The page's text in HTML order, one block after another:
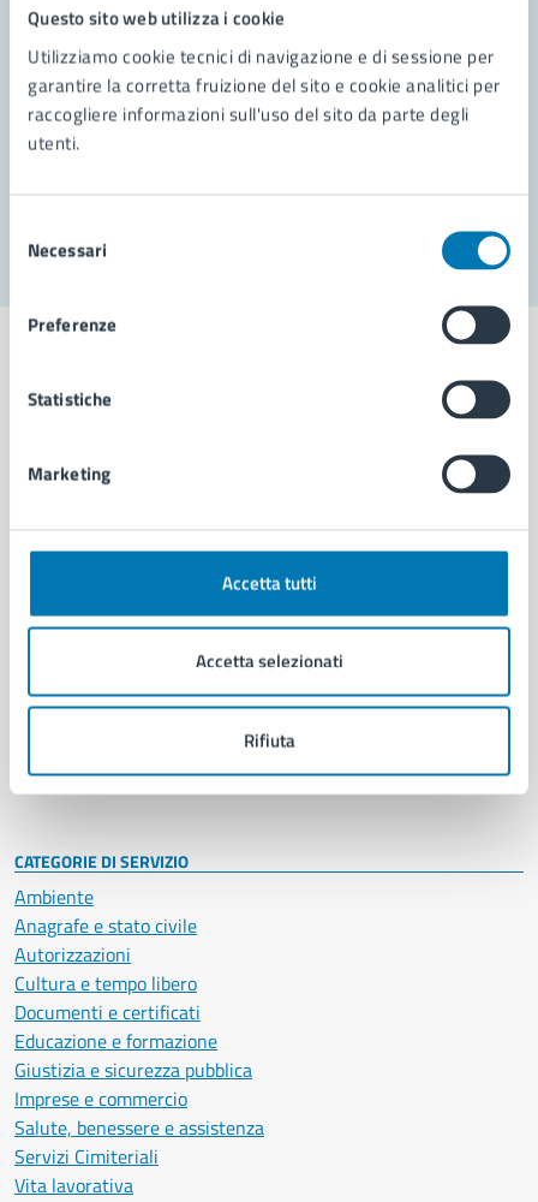
Questo sito web utilizza i cookie
Utilizziamo cookie tecnici di navigazione e di sessione per
garantire la corretta fruizione del sito e cookie analitici per
raccogliere informazioni sull'uso del sito da parte degli
utenti.
delNecessari
Preferenze
Statistiche
Marketing
Accetta tutti
Accetta selezionati
Rifiuta
Richiedi assistenza
Prenota appuntamento
Problemi in città
Aree amministrative
Uffici
Politici
Intranet, posta aziendale e protocollo
CATEGORIE DI SERVIZIO
Ambiente
Anagrafe e stato civile
Autorizzazioni
Cultura e tempo libero
Documenti e certificati
Educazione e formazione
Giustizia e sicurezza pubblica
Imprese e commercio
Salute, benessere e assistenza
Servizi Cimiteriali
Vita lavorativa